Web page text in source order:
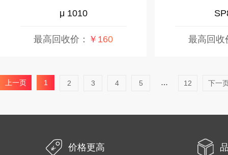
μ 1010
最高回收价： ￥160 最高回收
上一页 1 2 3 4 5 … 12 下一
价格更高